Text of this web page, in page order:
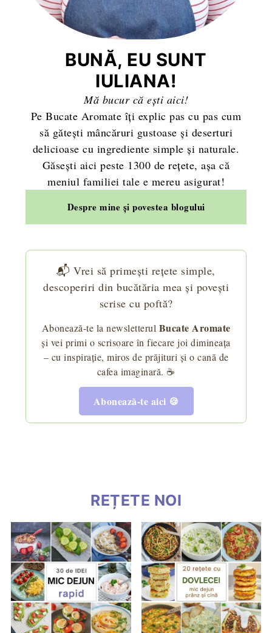
BUNĂ, EU SUNT
IULIANA!
Mă bucur că ești aici!
Pe Bucate Aromate îți explic pas cu pas cum
să gătești mâncăruri gustoase și deserturi
delicioase cu ingrediente simple și naturale.
Găsești aici peste 1300 de rețete, așa că
meniul familiei tale e mereu asigurat!
Despre mine și povestea blogului
📬 Vrei să primești rețete simple,
descoperiri din bucătăria mea și povești
scrise cu poftă?
Abonează-te la newsletterul Bucate Aromate
și vei primi o scrisoare în fiecare joi dimineața
– cu inspirație, miros de prăjituri și o cană de
cafea imaginară. ☕
Abonează-te aici 🍪
REȚETE NOI